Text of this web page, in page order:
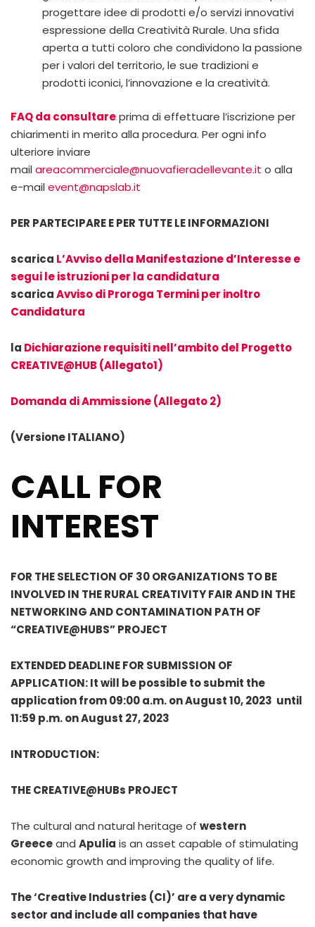
progettare idee di prodotti e/o servizi innovativi
espressione della Creatività Rurale. Una sfida
aperta a tutti coloro che condividono la passione
per i valori del territorio, le sue tradizioni e
prodotti iconici, l’innovazione e la creatività.
FAQ da consultareprima di effettuare l’iscrizione per
chiarimenti in merito alla procedura. Per ogni info
ulteriore inviare
mail areacommerciale@nuovafieradellevante.it o alla
e-mail event@napslab.it
PER PARTECIPARE E PER TUTTE LE INFORMAZIONI
scarica L’Avviso della Manifestazione d’Interesse e
segui le istruzioni per la candidatura
scaricaAvviso di Proroga Termini per inoltro
Candidatura
la Dichiarazione requisiti nell’ambito del Progetto
CREATIVE@HUB (Allegato1)
Domanda di Ammissione (Allegato 2)
(Versione ITALIANO)
CALL FOR
INTEREST
FOR THE SELECTION OF 30 ORGANIZATIONS TO BE
INVOLVED IN THE RURAL CREATIVITY FAIR AND IN THE
NETWORKING AND CONTAMINATION PATH OF
“CREATIVE@HUBS” PROJECT
EXTENDED DEADLINE FOR SUBMISSION OF
APPLICATION: It will be possible to submit the
application from 09:00 a.m. on August 10, 2023 until
11:59 p.m. on August 27, 2023
INTRODUCTION:
THE CREATIVE@HUBs PROJECT
The cultural and natural heritage of western
Greeceand Apulia is an asset capable of stimulating
economic growth and improving the quality of life.
The ‘Creative Industries (CI)’ are a very dynamic
sector and include all companies that have